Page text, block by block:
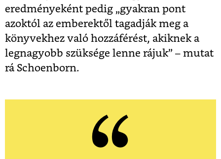
eredményeként pedig „gyakran pont
azoktól az emberektől tagadják meg a
könyvekhez való hozzáférést, akiknek a
legnagyobb szüksége lenne rájuk” – mutat
rá Schoenborn.